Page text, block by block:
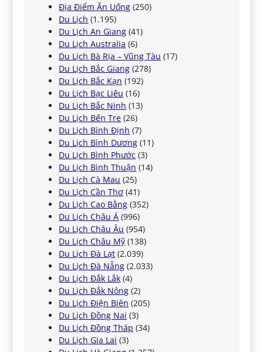
Địa Điểm Ăn Uống (250)
Du Lịch (1.195)
Du Lịch An Giang (41)
Du Lịch Australia (6)
Du Lịch Bà Rịa – Vũng Tàu (17)
Du Lịch Bắc Giang (278)
Du Lịch Bắc Kạn (192)
Du Lịch Bạc Liêu (16)
Du Lịch Bắc Ninh (13)
Du Lịch Bến Tre (26)
Du Lịch Bình Định (7)
Du Lịch Bình Dương (11)
Du Lịch Bình Phước (3)
Du Lịch Bình Thuận (14)
Du Lịch Cà Mau (25)
Du Lịch Cần Thơ (41)
Du Lịch Cao Bằng (352)
Du Lịch Châu Á (996)
Du Lịch Châu Âu (954)
Du Lịch Châu Mỹ (138)
Du Lịch Đà Lạt (2.039)
Du Lịch Đà Nẵng (2.033)
Du Lịch Đắk Lắk (4)
Du Lịch Đắk Nông (2)
Du Lịch Điện Biên (205)
Du Lịch Đồng Nai (3)
Du Lịch Đồng Tháp (34)
Du Lịch Gia Lai (3)